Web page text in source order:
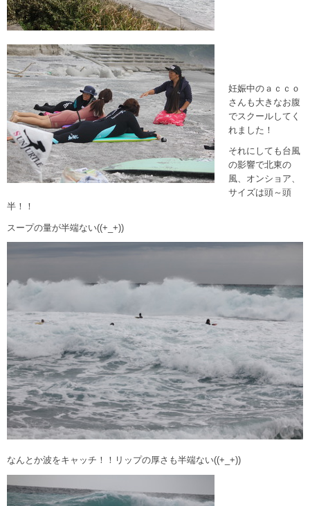
妊娠中のａｃｃｏ
さんも大きなお腹
でスクールしてく
れました！
それにしても台風
の影響で北東の
風、オンショア、
サイズは頭～頭
半！！
スープの量が半端ない((+_+))
なんとか波をキャッチ！！リップの厚さも半端ない((+_+))